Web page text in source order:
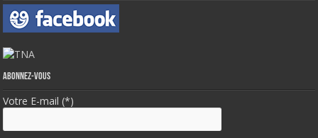
Abonnez-vous
Votre E-mail (*)